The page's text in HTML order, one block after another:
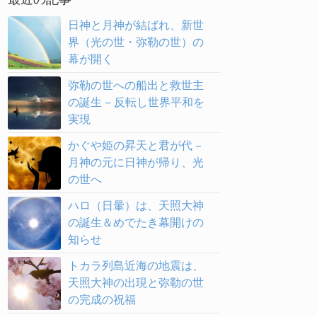
日神と月神が結ばれ、新世
界（光の世・弥勒の世）の
幕が開く
弥勒の世への船出と救世主
の誕生 – 反転し世界平和を
実現
かぐや姫の昇天と君が代 –
月神の元に日神が帰り、光
の世へ
ハロ（日暈）は、天照大神
の誕生＆めでたき幕開けの
知らせ
トカラ列島近海の地震は、
天照大神の出現と弥勒の世
の完成の祝福